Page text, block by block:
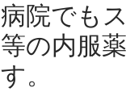
病院でも
等の内服
す。